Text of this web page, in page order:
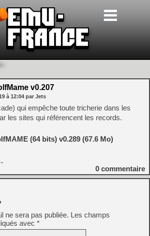
v0.207
à 12:04 par Jets
qui empêche toute tricherie dans les
les sites qui référencent les records.
(64 bits) v0.289 (67.6 Mo)
0 commentaire
ne sera pas publiée. Les champs
avec *